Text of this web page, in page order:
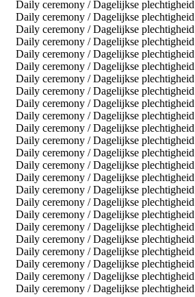
Daily ceremony / Dagelijkse plechtigheid
Daily ceremony / Dagelijkse plechtigheid
Daily ceremony / Dagelijkse plechtigheid
Daily ceremony / Dagelijkse plechtigheid
Daily ceremony / Dagelijkse plechtigheid
Daily ceremony / Dagelijkse plechtigheid
Daily ceremony / Dagelijkse plechtigheid
Daily ceremony / Dagelijkse plechtigheid
Daily ceremony / Dagelijkse plechtigheid
Daily ceremony / Dagelijkse plechtigheid
Daily ceremony / Dagelijkse plechtigheid
Daily ceremony / Dagelijkse plechtigheid
Daily ceremony / Dagelijkse plechtigheid
Daily ceremony / Dagelijkse plechtigheid
Daily ceremony / Dagelijkse plechtigheid
Daily ceremony / Dagelijkse plechtigheid
Daily ceremony / Dagelijkse plechtigheid
Daily ceremony / Dagelijkse plechtigheid
Daily ceremony / Dagelijkse plechtigheid
Daily ceremony / Dagelijkse plechtigheid
Daily ceremony / Dagelijkse plechtigheid
Daily ceremony / Dagelijkse plechtigheid
Daily ceremony / Dagelijkse plechtigheid
Daily ceremony / Dagelijkse plechtigheid